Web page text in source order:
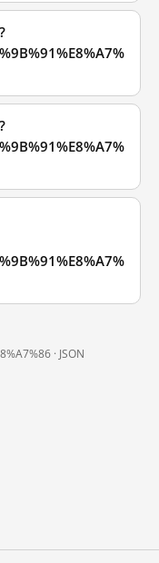
· JSON